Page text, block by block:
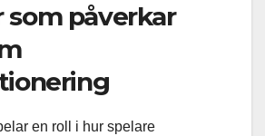
som påverkar
en roll i hur spelare